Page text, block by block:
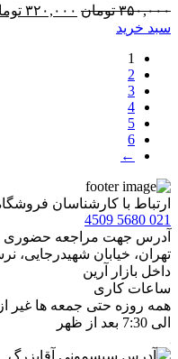
۳۵۰,۰۰۰ تومان قیمت
۳۲۰,۰۰۰
سبد خرید
1
2
3
4
5
6
←
ارتباط با کارشناسان
021 5680 4509
آدرس جهت مراجعه حضوری
تهران، خيابان شهيدرجايى،
داخل بازار آرین
ساعات کاری
الی 7:30 بعد از ظهر